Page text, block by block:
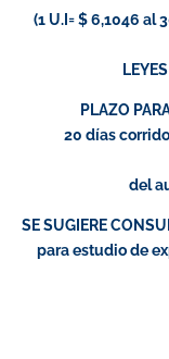
(1 U.I= $ 6,1046 al
PLAZO
20 días
del
SE SUGIERE
para estudio de